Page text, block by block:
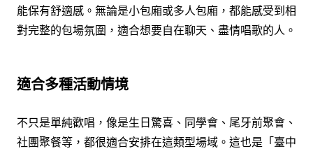
能保有舒適感。無論是小包廂或多人包廂，都能感受到相
對完整的包場氛圍，適合想要自在聊天、盡情唱歌的人。
適合多種活動情境
不只是單純歡唱，像是生日驚喜、同學會、尾牙前聚會、
社團聚餐等，都很適合安排在這類型場域。這也是「臺中